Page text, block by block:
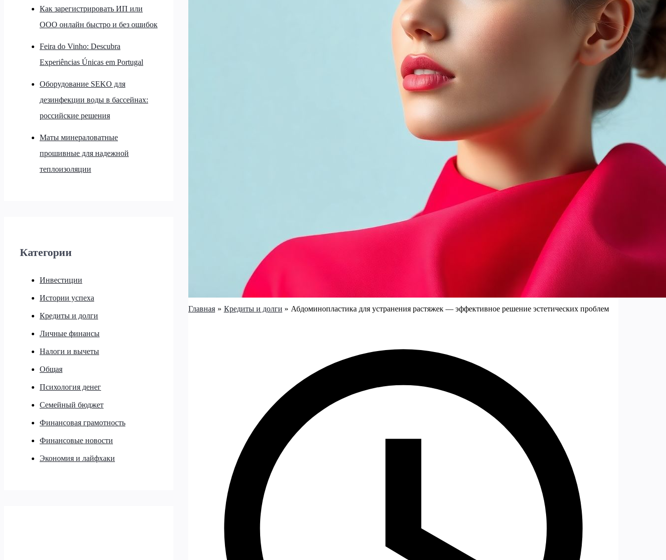
Как зарегистрировать ИП или
ООО онлайн быстро и без ошибок
Feira do Vinho: Descubra
Experiências Únicas em Portugal
Оборудование SEKO для
дезинфекции воды в бассейнах:
российские решения
Маты минераловатные
прошивные для надежной
теплоизоляции
Категории
Инвестиции
Истории успеха
Кредиты и долги
Личные финансы
Налоги и вычеты
Общая
Психология денег
Семейный бюджет
Финансовая грамотность
Финансовые новости
Экономия и лайфхаки
Главная Кредиты и долги Абдоминопластика для устранения растяжек — эффективное решение эстетических проблем